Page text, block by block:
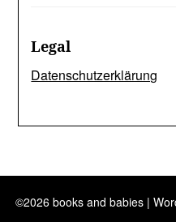
Legal
Datenschutzerklärung
©2026 books and babies |